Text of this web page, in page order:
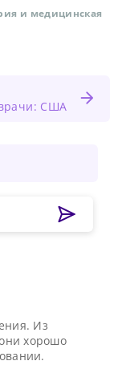
и медицинская
США
Из
хорошо